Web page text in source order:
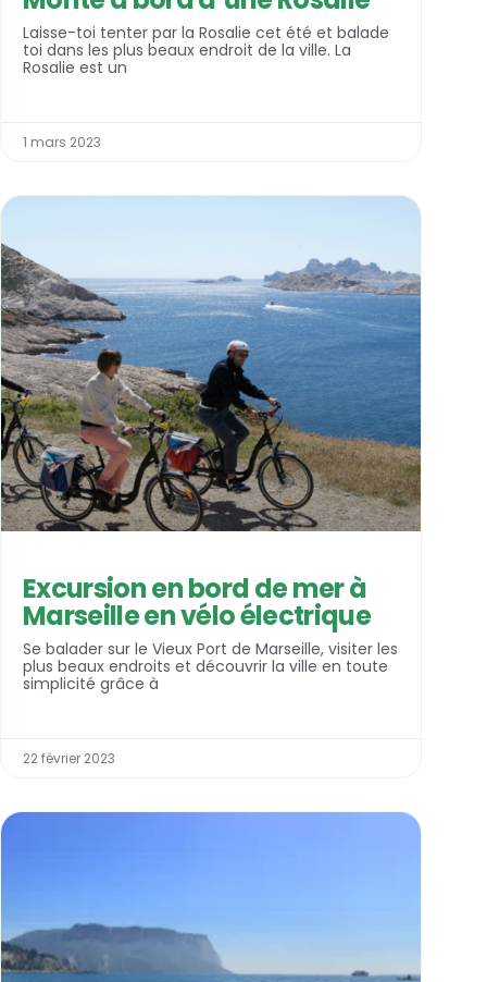
Laisse-toi tenter par la Rosalie cet été et balade
toi dans les plus beaux endroit de la ville. La
Rosalie est un
1 mars 2023
Excursion en bord de mer à
Marseille en vélo électrique
Se balader sur le Vieux Port de Marseille, visiter les
plus beaux endroits et découvrir la ville en toute
simplicité grâce à
22 février 2023